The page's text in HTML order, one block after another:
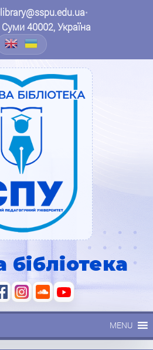
library@sspu.edu.ua•
40002, Україна
бібліотека
MENU